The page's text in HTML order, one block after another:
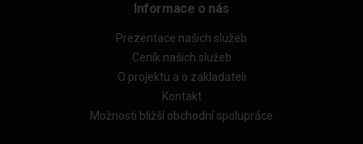
Informace o nás
Prezentace našich služeb
Ceník našich služeb
O projektu a o zakladateli
Kontakt
Možnosti bližší obchodní spolupráce